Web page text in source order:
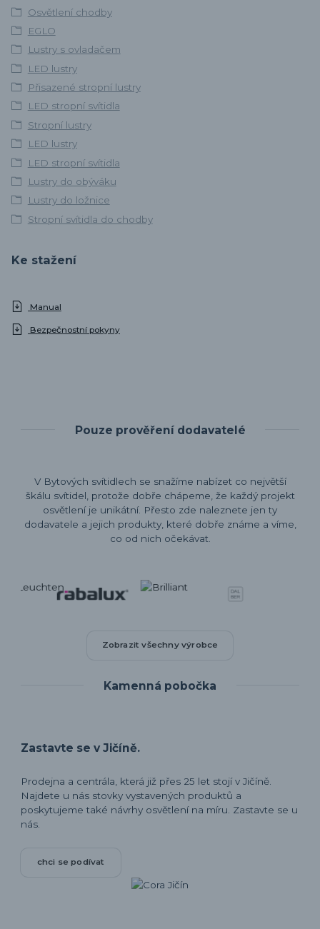
Osvětlení chodby
EGLO
Lustry s ovladačem
LED lustry
Přisazené stropní lustry
LED stropní svítidla
Stropní lustry
LED lustry
LED stropní svítidla
Lustry do obýváku
Lustry do ložnice
Stropní svítidla do chodby
Ke stažení
Manual
Bezpečnostní pokyny
Pouze prověření dodavatelé
V Bytových svítidlech se snažíme nabízet co největší
škálu svítidel, protože dobře chápeme, že každý projekt
osvětlení je unikátní. Přesto zde naleznete jen ty
dodavatele a jejich produkty, které dobře známe a víme,
co od nich očekávat.
Zobrazit všechny výrobce
Kamenná pobočka
Zastavte se v Jičíně.
Prodejna a centrála, která již přes 25 let stojí v Jičíně.
Najdete u nás stovky vystavených produktů a
poskytujeme také návrhy osvětlení na míru. Zastavte se u
nás.
chci se podívat